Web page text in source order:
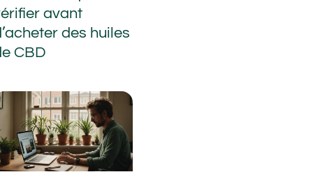
avant
des huiles
CBD